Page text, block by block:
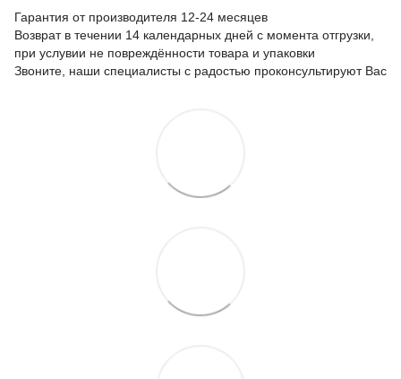
Гарантия от производителя 12-24 месяцев
Возврат в течении 14 календарных дней с момента отгрузки,
при услувии не повреждённости товара и упаковки
Звоните, наши специалисты с радостью проконсультируют Вас